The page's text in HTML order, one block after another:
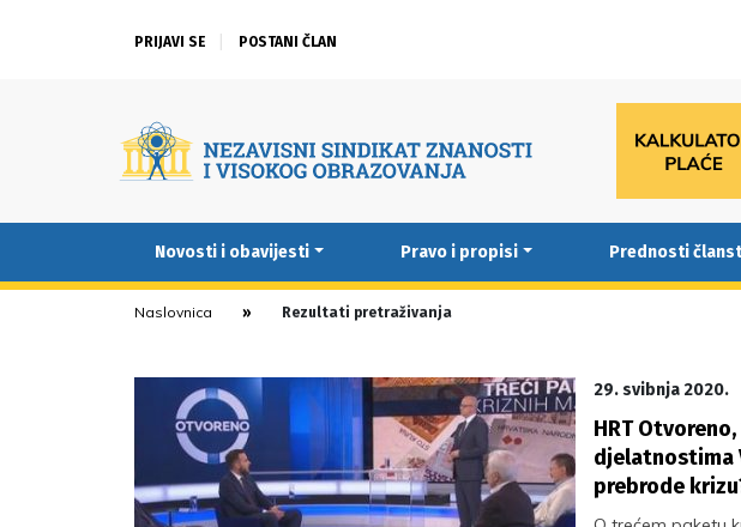
PRIJAVI SE POSTANI ČLAN
Novosti i obavijesti Pravo i propisi Prednosti
Naslovnica Rezultati pretraživanja
29. svibnja 2020.
HRT
djelatnostima
prebrode